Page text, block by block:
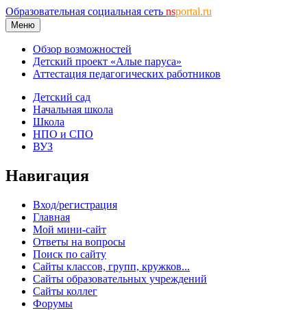
Образовательная социальная сеть nsportal.ru
Меню
Обзор возможностей
Детский проект «Алые паруса»
Аттестация педагогических работников
Детский сад
Начальная школа
Школа
НПО и СПО
ВУЗ
Навигация
Вход/регистрация
Главная
Мой мини-сайт
Ответы на вопросы
Поиск по сайту
Сайты классов, групп, кружков...
Сайты образовательных учреждений
Сайты коллег
Форумы